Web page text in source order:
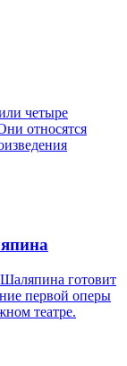
четыре
относятся
готовит
первой оперы
театре.